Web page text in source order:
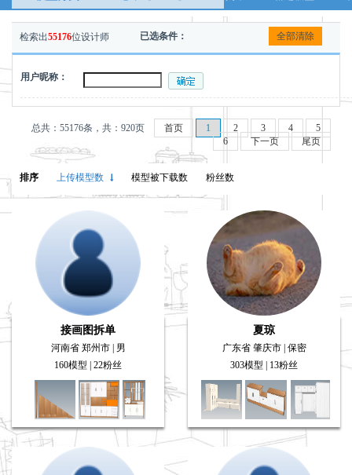
检索出55176位设计师 全部清除
已选条件：
用户昵称：
总共：55176条，共：920页 首页 1 2 3 4
5
6
下一页 尾页
排序 上传模型数 模型被下载数 粉丝数
接画图拆单
河南省 郑州市 | 男
160模型 | 22粉丝
夏琼
广东省 肇庆市 | 保密
303模型 | 13粉丝